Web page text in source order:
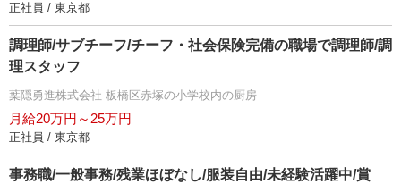
正社員 / 東京都
調理師/サブチーフ/チーフ・社会保険完備の職場で調理師/調
理スタッフ
葉隠勇進株式会社 板橋区赤塚の小学校内の厨房
月給20万円～25万円
正社員 / 東京都
事務職/一般事務/残業ほぼなし/服装自由/未経験活躍中/賞